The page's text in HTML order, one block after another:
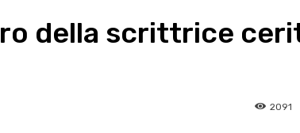
della scrittrice
2091